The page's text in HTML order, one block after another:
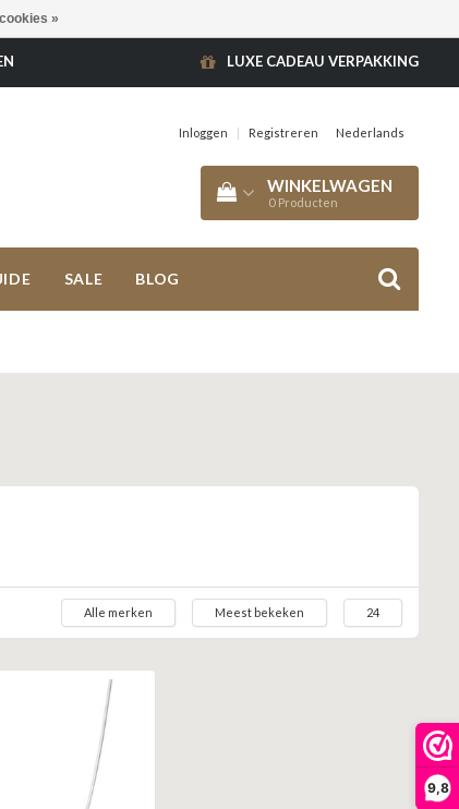
9,8
LUXE CADEAU VERPAKKING
Inloggen | Registreren Nederlands
WINKELWAGEN
0 Producten
SALE BLOG
Alle merken Meest bekeken 24
»